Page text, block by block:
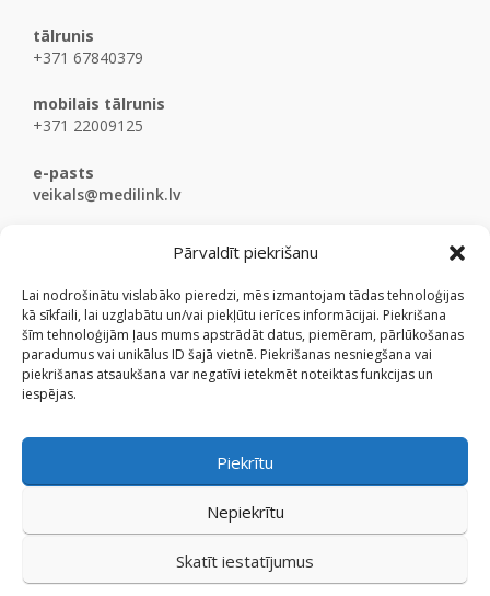
Pārvaldīt piekrišanu
Lai nodrošinātu vislabāko pieredzi, mēs izmantojam tādas tehnoloģijas
kā sīkfaili, lai uzglabātu un/vai piekļūtu ierīces informācijai. Piekrišana
šīm tehnoloģijām ļaus mums apstrādāt datus, piemēram, pārlūkošanas
paradumus vai unikālus ID šajā vietnē. Piekrišanas nesniegšana vai
piekrišanas atsaukšana var negatīvi ietekmēt noteiktas funkcijas un
iespējas.
Piekrītu
Nepiekrītu
Skatīt iestatījumus
tālrunis
+371 67840379
mobilais tālrunis
+371 22009125
e-pasts
veikals@medilink.lv
© Medicinaspreces.lv 2009 - 2026.